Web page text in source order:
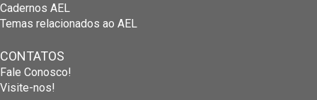
Cadernos AEL
Temas relacionados ao AEL
CONTATOS
Fale Conosco!
Visite-nos!